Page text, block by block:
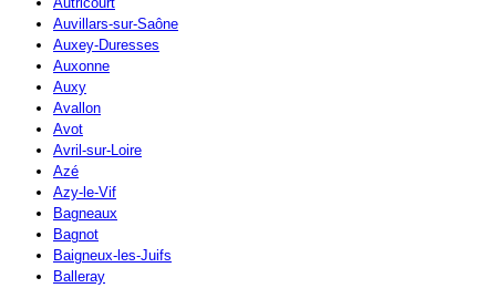
Auvillars-sur-Saône
Auxey-Duresses
Auxonne
Auxy
Avallon
Avot
Avril-sur-Loire
Azé
Azy-le-Vif
Bagneaux
Bagnot
Baigneux-les-Juifs
Balleray